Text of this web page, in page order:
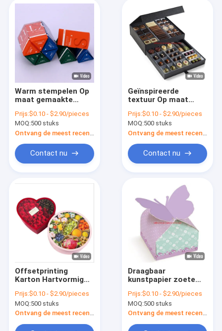
Warm stempelen Op
maat gemaakte
Kartonpapier
Cosmetische
cadeaubon
Verpakking
Prijs:$0.10 - $2.90/pieces
MOQ:500 stuks
Contact nu
Geïnspireerde
textuur Op maat
Chocolade snoep
Magnetische
kartonnen doos
Verpakking
Prijs:$0.10 - $2.90/pieces
MOQ:500 stuks
Contact nu
Offsetprinting
Karton Hartvormig
Verpakking
Geschenkdoos Voor
Bloemen
Prijs:$0.10 - $2.90/pieces
MOQ:500 stuks
Ontvang de meest recente Prijs
Draagbaar
kunstpapier zoete
bruiloft
verlovingsfeest
Gable cadeaubon
Prijs:$0.10 - $2.90/pieces
MOQ:500 stuks
Ontvang de meest recente Prijs